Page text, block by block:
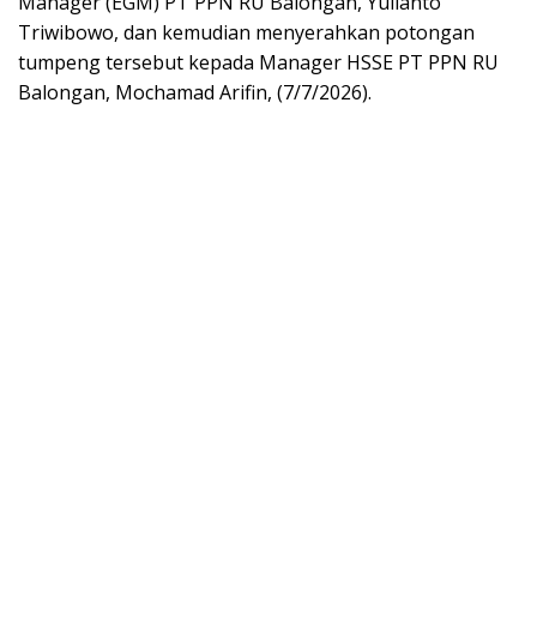
Triwibowo, dan kemudian menyerahkan potongan
tumpeng tersebut kepada Manager HSSE PT PPN RU
Balongan, Mochamad Arifin, (7/7/2026).